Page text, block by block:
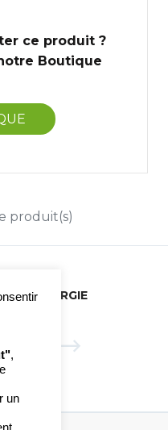
ce produit ?
Boutique
produit(s)
,
un